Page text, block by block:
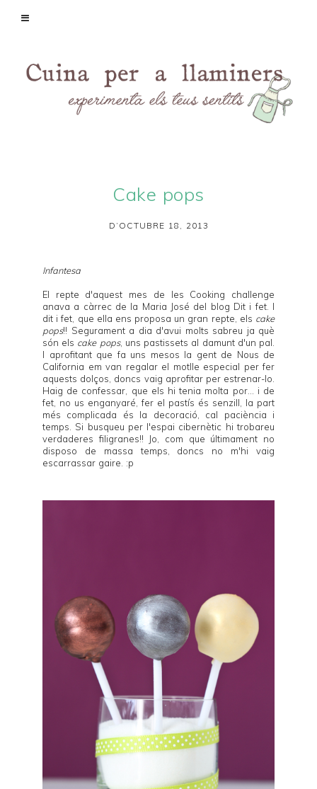
Cake pops
D’OCTUBRE 18, 2013
Infantesa
El repte d'aquest mes de les Cooking challenge
anava a càrrec de la Maria José del blog Dit i fet. I
dit i fet, que ella ens proposa un gran repte, els cake
pops!! Segurament a dia d'avui molts sabreu ja què
són els cake pops, uns pastissets al damunt d'un pal.
I aprofitant que fa uns mesos la gent de Nous de
California em van regalar el motlle especial per fer
aquests dolços, doncs vaig aprofitar per estrenar-lo.
Haig de confessar, que els hi tenia molta por... i de
fet, no us enganyaré, fer el pastís és senzill, la part
més complicada és la decoració, cal paciència i
temps. Si busqueu per l'espai cibernètic hi trobareu
verdaderes filigranes!! Jo, com que últimament no
disposo de massa temps, doncs no m'hi vaig
escarrassar gaire. :p